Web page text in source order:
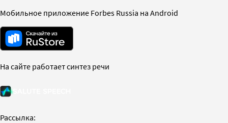
Мобильное приложение Forbes Russia на Android
На сайте работает синтез речи
Рассылка: